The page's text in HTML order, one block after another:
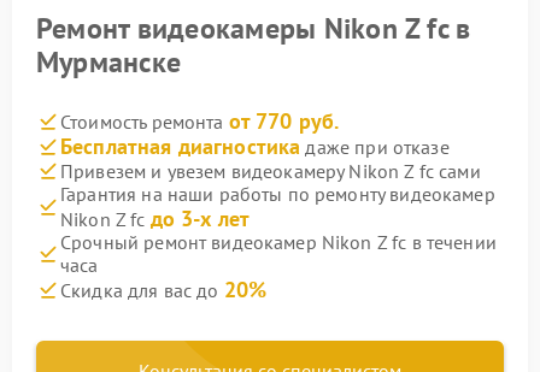
Ремонт видеокамеры Nikon Z fc в
Мурманске
Стоимость ремонта от 770 руб.
Бесплатная диагностика даже при отказе
Привезем и увезем видеокамеру Nikon Z fc сами
Гарантия на наши работы по ремонту видеокамер
Nikon Z fc до 3-х лет
Срочный ремонт видеокамер Nikon Z fc в течении
часа
Скидка для вас до 20%